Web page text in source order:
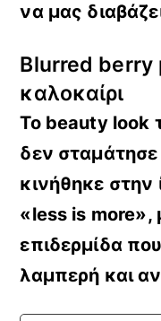
να μας
Blurred berry
καλοκαίρι
Το beauty look
δεν σταμάτησε
κινήθηκε στην
«less is more»,
επιδερμίδα
λαμπερή και